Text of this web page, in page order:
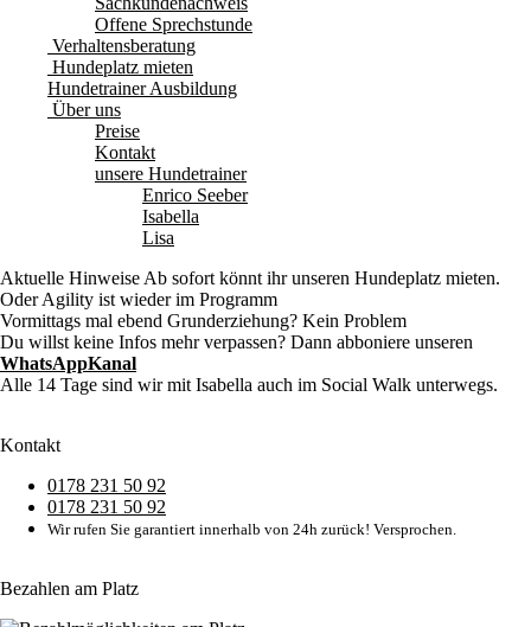
Offene Sprechstunde
Verhaltensberatung
Hundeplatz mieten
Hundetrainer Ausbildung
Über uns
Preise
Kontakt
unsere Hundetrainer
Enrico Seeber
Isabella
Lisa
Aktuelle Hinweise Ab sofort könnt ihr unseren Hundeplatz mieten.
Oder Agility ist wieder im Programm
Vormittags mal ebend Grunderziehung? Kein Problem
Du willst keine Infos mehr verpassen? Dann abboniere unseren
WhatsAppKanal
Alle 14 Tage sind wir mit Isabella auch im Social Walk unterwegs.
Kontakt
0178 231 50 92
0178 231 50 92
Wir rufen Sie garantiert innerhalb von 24h zurück! Versprochen.
Bezahlen am Platz